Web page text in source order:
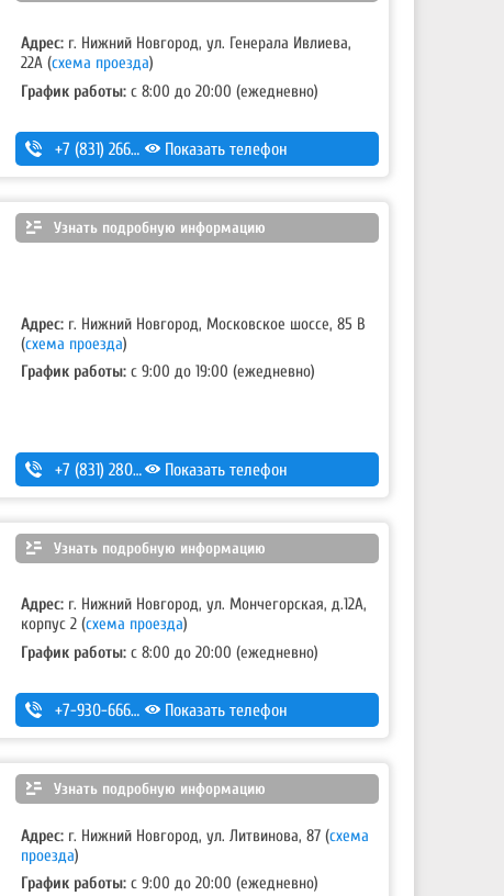
Адрес: г. Нижний Новгород, ул. Генерала Ивлиева,
22А(схема проезда)
График работы: с 8:00 до 20:00 (ежедневно)
+7 (831) 266-00-13 Показать телефон
Узнать подробную информацию
Адрес: г. Нижний Новгород, Московское шоссе, 85 В
(схема проезда)
График работы: с 9:00 до 19:00 (ежедневно)
+7 (831) 280-69-88 Показать телефон
Узнать подробную информацию
Адрес: г. Нижний Новгород, ул. Мончегорская, д.12А,
корпус 2(схема проезда)
График работы: с 8:00 до 20:00 (ежедневно)
+7-930-666-14-30 Показать телефон
Узнать подробную информацию
Адрес: г. Нижний Новгород, ул. Литвинова, 87(схема
проезда)
График работы: с 9:00 до 20:00 (ежедневно)